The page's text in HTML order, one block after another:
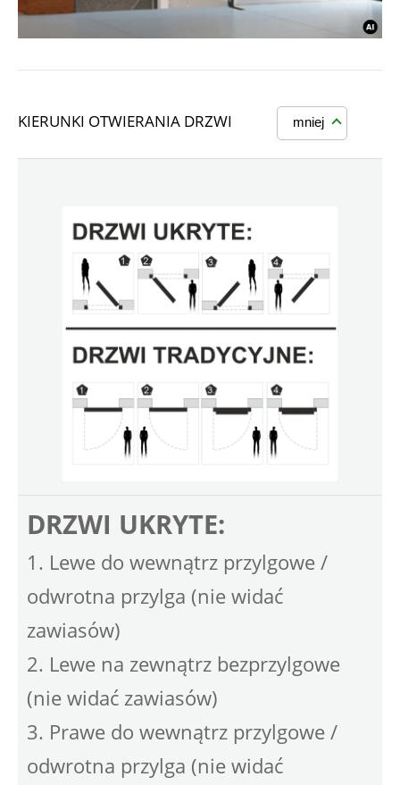
KIERUNKI OTWIERANIA DRZWI mniej
DRZWI UKRYTE:
1. Lewe do wewnątrz przylgowe /
odwrotna przylga (nie widać
zawiasów)
2. Lewe na zewnątrz bezprzylgowe
(nie widać zawiasów)
3. Prawe do wewnątrz przylgowe /
odwrotna przylga (nie widać